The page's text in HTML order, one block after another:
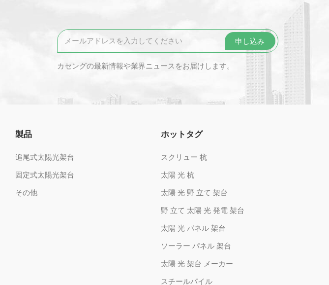
カセングの最新情報や業界ニュースをお届けします。
製品
追尾式太陽光架台
固定式太陽光架台
その他
ホットタグ
スクリュー 杭
太陽 光 杭
太陽 光 野 立て 架台
野 立て 太陽 光 発電 架台
太陽 光 パネル 架台
ソーラー パネル 架台
太陽 光 架台 メーカー
スチールパイル